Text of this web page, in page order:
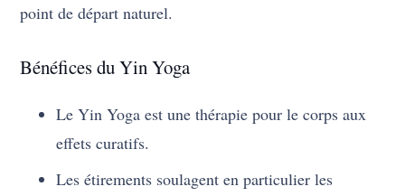
point de départ naturel.
Bénéfices du Yin Yoga
Le Yin Yoga est une thérapie pour le corps aux
effets curatifs.
Les étirements soulagent en particulier les